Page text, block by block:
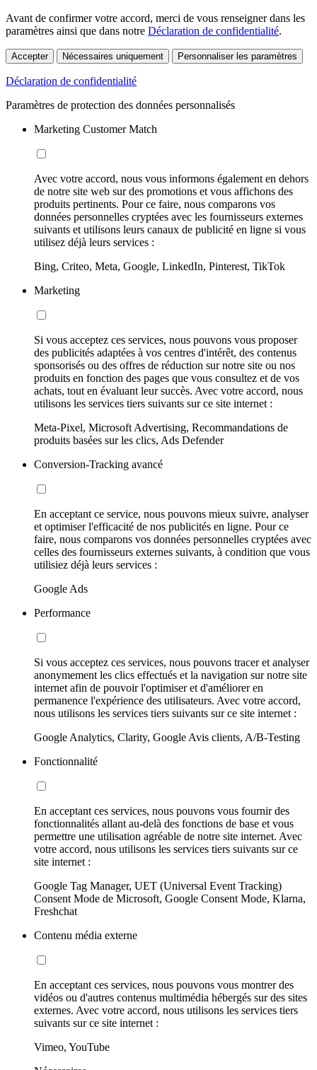
Avant de confirmer votre accord, merci de vous renseigner dans les
paramètres ainsi que dans notre Déclaration de confidentialité.
Accepter Nécessaires uniquement Personnaliser les paramètres
Déclaration de confidentialité
Paramètres de protection des données personnalisés
Marketing Customer Match
Avec votre accord, nous vous informons également en dehors
de notre site web sur des promotions et vous affichons des
produits pertinents. Pour ce faire, nous comparons vos
données personnelles cryptées avec les fournisseurs externes
suivants et utilisons leurs canaux de publicité en ligne si vous
utilisez déjà leurs services :
Bing, Criteo, Meta, Google, LinkedIn, Pinterest, TikTok
Marketing
Si vous acceptez ces services, nous pouvons vous proposer
des publicités adaptées à vos centres d'intérêt, des contenus
sponsorisés ou des offres de réduction sur notre site ou nos
produits en fonction des pages que vous consultez et de vos
achats, tout en évaluant leur succès. Avec votre accord, nous
utilisons les services tiers suivants sur ce site internet :
Meta-Pixel, Microsoft Advertising, Recommandations de
produits basées sur les clics, Ads Defender
Conversion-Tracking avancé
En acceptant ce service, nous pouvons mieux suivre, analyser
et optimiser l'efficacité de nos publicités en ligne. Pour ce
faire, nous comparons vos données personnelles cryptées avec
celles des fournisseurs externes suivants, à condition que vous
utilisiez déjà leurs services :
Google Ads
Performance
Si vous acceptez ces services, nous pouvons tracer et analyser
anonymement les clics effectués et la navigation sur notre site
internet afin de pouvoir l'optimiser et d'améliorer en
permanence l'expérience des utilisateurs. Avec votre accord,
nous utilisons les services tiers suivants sur ce site internet :
Google Analytics, Clarity, Google Avis clients, A/B-Testing
Fonctionnalité
En acceptant ces services, nous pouvons vous fournir des
fonctionnalités allant au-delà des fonctions de base et vous
permettre une utilisation agréable de notre site internet. Avec
votre accord, nous utilisons les services tiers suivants sur ce
site internet :
Google Tag Manager, UET (Universal Event Tracking)
Consent Mode de Microsoft, Google Consent Mode, Klarna,
Freshchat
Contenu média externe
En acceptant ces services, nous pouvons vous montrer des
vidéos ou d'autres contenus multimédia hébergés sur des sites
externes. Avec votre accord, nous utilisons les services tiers
suivants sur ce site internet :
Vimeo, YouTube